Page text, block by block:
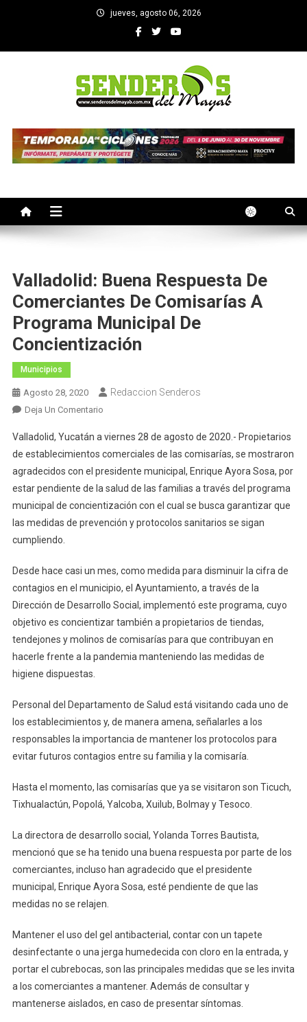
jueves, agosto 06, 2026
SENDEROS DEL MAYAB
Valladolid: Buena Respuesta De
Comerciantes De Comisarías A
Programa Municipal De
Concientización
Municipios
Agosto 28, 2020 Redaccion Senderos
Deja Un ComentarioEn
Buena
Respuesta
De
Comerciantes
De
Comisarías
Municipal
De
Valladolid, Yucatán a viernes 28 de agosto de 2020.- Propietarios
de establecimientos comerciales de las comisarías, se mostraron
agradecidos con el presidente municipal, Enrique Ayora Sosa, por
estar pendiente de la salud de las familias a través del programa
municipal de concientización con el cual se busca garantizar que
las medidas de prevención y protocolos sanitarios se sigan
cumpliendo.
Desde hace casi un mes, como medida para disminuir la cifra de
contagios en el municipio, el Ayuntamiento, a través de la
Dirección de Desarrollo Social, implementó este programa, cuyo
objetivo es concientizar también a propietarios de tiendas,
tendejones y molinos de comisarías para que contribuyan en
hacerle frente a la pandemia manteniendo las medidas de
higiene dispuestas.
Personal del Departamento de Salud está visitando cada uno de
los establecimientos y, de manera amena, señalarles a los
responsables la importancia de mantener los protocolos para
evitar futuros contagios entre su familia y la comisaría.
Hasta el momento, las comisarías que ya se visitaron son Ticuch,
Tixhualactún, Popolá, Yalcoba, Xuilub, Bolmay y Tesoco.
La directora de desarrollo social, Yolanda Torres Bautista,
mencionó que se ha tenido una buena respuesta por parte de los
comerciantes, incluso han agradecido que el presidente
municipal, Enrique Ayora Sosa, esté pendiente de que las
medidas no se relajen.
Mantener el uso del gel antibacterial, contar con un tapete
desinfectante o una jerga humedecida con cloro en la entrada, y
portar el cubrebocas, son las principales medidas que se les invita
a los comerciantes a mantener. Además de consultar y
mantenerse aislados, en caso de presentar síntomas.